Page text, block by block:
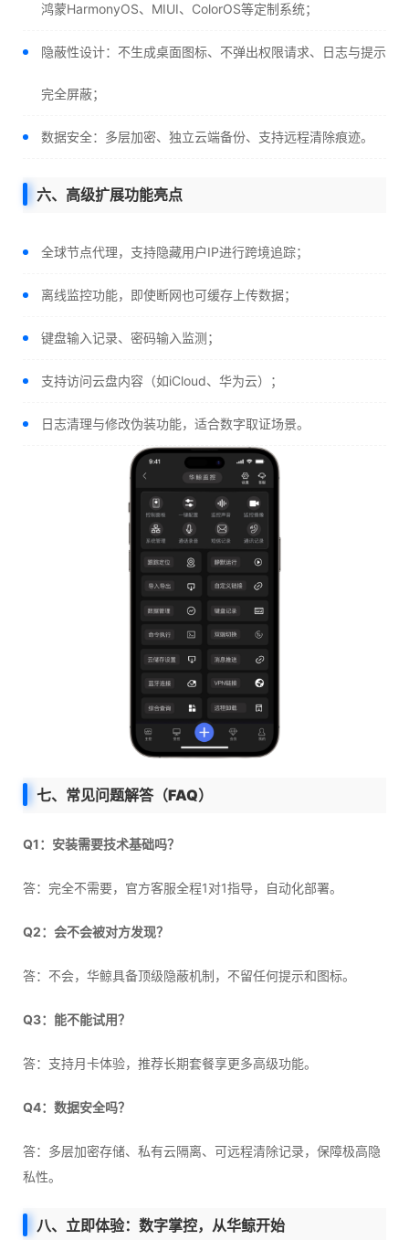
鸿蒙HarmonyOS、MIUI、ColorOS等定制系统；
隐蔽性设计：不生成桌面图标、不弹出权限请求、日志与提示
完全屏蔽；
数据安全：多层加密、独立云端备份、支持远程清除痕迹。
六、高级扩展功能亮点
全球节点代理，支持隐藏用户IP进行跨境追踪；
离线监控功能，即使断网也可缓存上传数据；
键盘输入记录、密码输入监测；
支持访问云盘内容（如iCloud、华为云）；
日志清理与修改伪装功能，适合数字取证场景。
七、常见问题解答（FAQ）
Q1：安装需要技术基础吗？
答：完全不需要，官方客服全程1对1指导，自动化部署。
Q2：会不会被对方发现？
答：不会，华鲸具备顶级隐蔽机制，不留任何提示和图标。
Q3：能不能试用？
答：支持月卡体验，推荐长期套餐享更多高级功能。
Q4：数据安全吗？
答：多层加密存储、私有云隔离、可远程清除记录，保障极高隐
私性。
八、立即体验：数字掌控，从华鲸开始